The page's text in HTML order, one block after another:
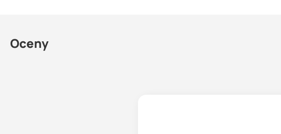
napięcie znamionowe: 230 V, 50 Hz
Oceny